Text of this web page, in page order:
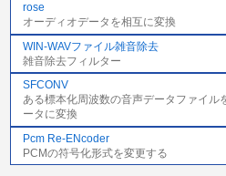
rose
オーディオデータを相互に変換
WIN-WAVファイル雑音除去
雑音除去フィルター
SFCONV
ある標本化周波数の音声データファイル
ータに変換
Pcm Re-ENcoder
PCMの符号化形式を変更する